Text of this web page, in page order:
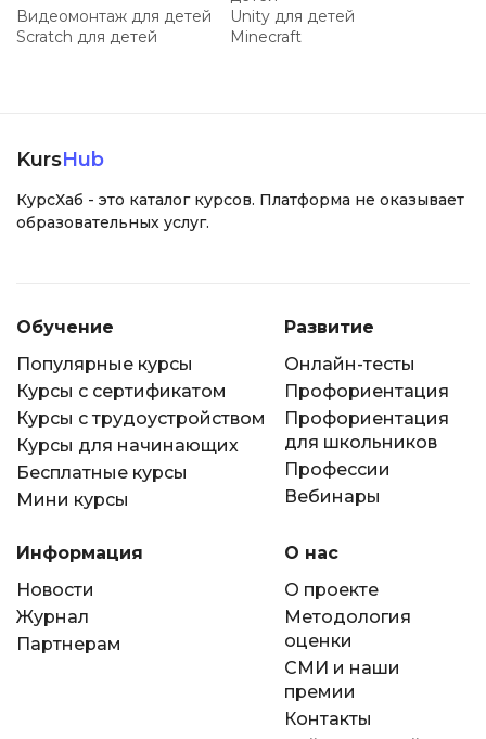
Видеомонтаж для детей
Unity для детей
Scratch для детей
Minecraft
KursHub
КурсХаб - это каталог курсов. Платформа не оказывает
образовательных услуг.
Обучение
Популярные курсы
Курсы с сертификатом
Курсы с трудоустройством
Курсы для начинающих
Бесплатные курсы
Мини курсы
Развитие
Онлайн-тесты
Профориентация
Профориентация
для школьников
Профессии
Вебинары
Информация
Новости
Журнал
Партнерам
О нас
О проекте
Методология
оценки
СМИ и наши
премии
Контакты